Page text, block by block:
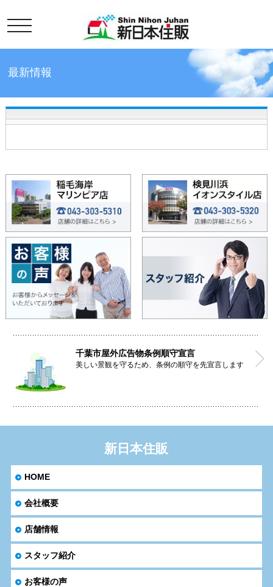
toggle
最新情報
千葉市屋外広告物条例順守宣言
美しい景観を守るため、条例の順守を先宣言します
新日本住販
HOME
会社概要
店舗情報
スタッフ紹介
お客様の声